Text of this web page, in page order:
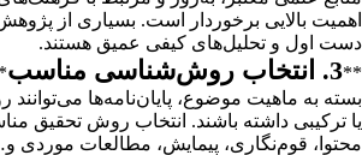
اهمیت بالایی برخوردار است. بسیاری از
دست اول و تحلیل‌های کیفی عمیق هستند.
**3. انتخاب روش‌شناسی مناسب
بسته به ماهیت موضوع، پایان‌نامه‌ها
یا ترکیبی داشته باشند. انتخاب روش تحقیق
محتوا، قوم‌نگاری، پیمایش، مطالعات موردی